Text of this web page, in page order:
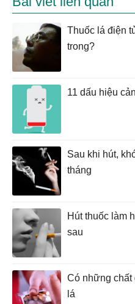
Thuốc lá điện
trong?
11 dấu hiệu
Sau khi hút,
tháng
Hút thuốc làm
sau
Có những chất
lá